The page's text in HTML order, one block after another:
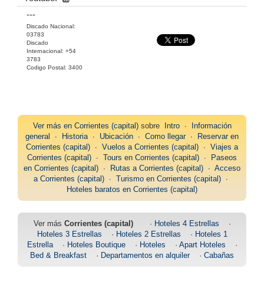
---
Discado Nacional:
03783
Discado
Internacional: +54
3783
Codigo Postal: 3400
Ver más en Corrientes (capital)sobre Intro∙
Información
general
∙ Historia∙ Ubicación ∙ Como llegar∙
Reservar en
Corrientes (capital) ∙ Vuelos a Corrientes (capital) ∙ Viajes a
Corrientes (capital) ∙ Tours en Corrientes (capital) ∙
Paseos
en Corrientes (capital) ∙ Rutas a Corrientes (capital) ∙ Acceso
a Corrientes (capital) ∙ Turismo en Corrientes (capital) ∙
Hoteles baratos en Corrientes (capital)
Ver más Corrientes (capital)· Hoteles 4 Estrellas ·
Hoteles 3 Estrellas · Hoteles 2 Estrellas · Hoteles 1
Estrella· Hoteles Boutique· Hoteles · Apart Hoteles ·
Bed & Breakfast · Departamentos en alquiler· Cabañas